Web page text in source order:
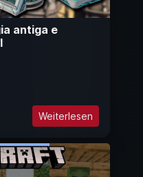
antiga e
Weiterlesen